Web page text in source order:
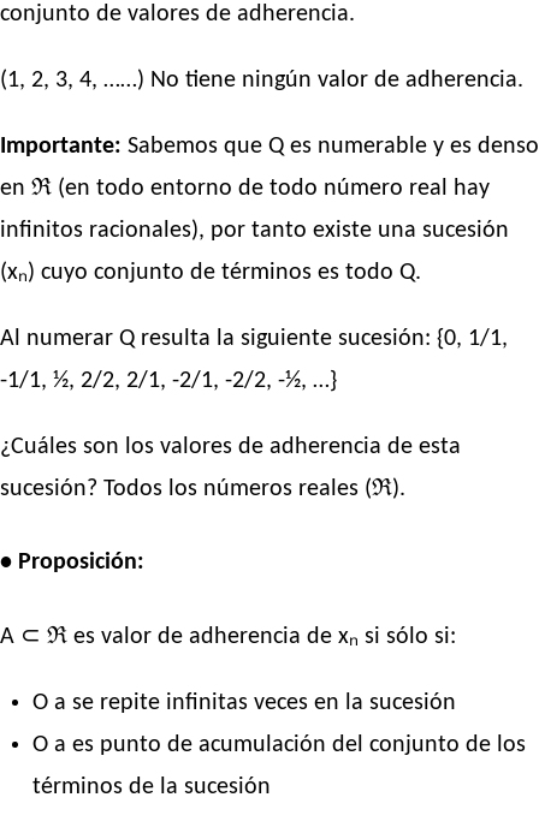
conjunto de valores de adherencia.
(1, 2, 3, 4, ……) No tiene ningún valor de adherencia.
Importante: Sabemos que Q es numerable y es denso
en ℜ (en todo entorno de todo número real hay
infinitos racionales), por tanto existe una sucesión
(xₙ) cuyo conjunto de términos es todo Q.
Al numerar Q resulta la siguiente sucesión: {0, 1/1,
-1/1, ½, 2/2, 2/1, -2/1, -2/2, -½, …}
¿Cuáles son los valores de adherencia de esta
sucesión? Todos los números reales (ℜ).
• Proposición:
A ⊂ ℜ es valor de adherencia de xₙ si sólo si:
O a se repite infinitas veces en la sucesión
O a es punto de acumulación del conjunto de los
términos de la sucesión